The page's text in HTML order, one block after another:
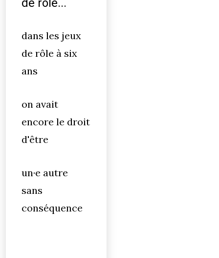
de rôle...
dans les jeux
de rôle à six
ans
on avait
encore le droit
d'être
un·e autre
sans
conséquence